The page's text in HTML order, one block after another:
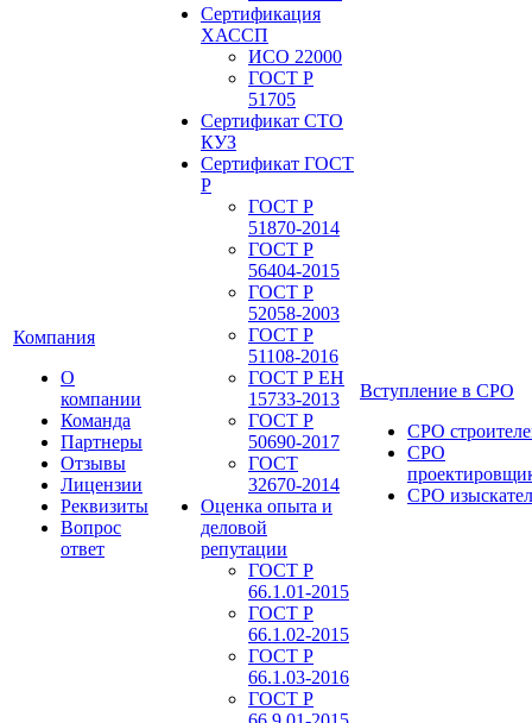
Компания
О
компании
Команда
Партнеры
Отзывы
Лицензии
Реквизиты
Вопрос
ответ
Сертификация
ХАССП
ИСО 22000
ГОСТ Р
51705
Сертификат СТО
КУЗ
Сертификат ГОСТ
Р
ГОСТ Р
51870-2014
ГОСТ Р
56404-2015
ГОСТ Р
52058-2003
ГОСТ Р
51108-2016
ГОСТ Р ЕН
15733-2013
ГОСТ Р
50690-2017
ГОСТ
32670-2014
Оценка опыта и
деловой
репутации
ГОСТ Р
66.1.01-2015
ГОСТ Р
66.1.02-2015
ГОСТ Р
66.1.03-2016
ГОСТ Р
Вступление в СРО
СРО
СРО
СРО